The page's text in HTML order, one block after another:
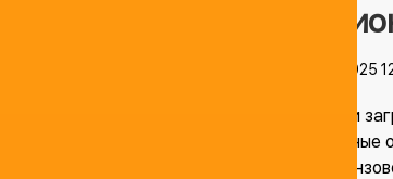
04.04.2025
Перевозка и
определенные
Парение